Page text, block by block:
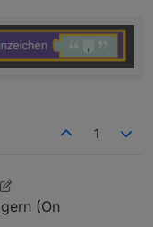
1
(On